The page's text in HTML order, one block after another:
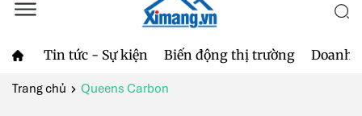
Tin tức - Sự kiện Biến động thị trường Doanh
Trang chủ Queens Carbon